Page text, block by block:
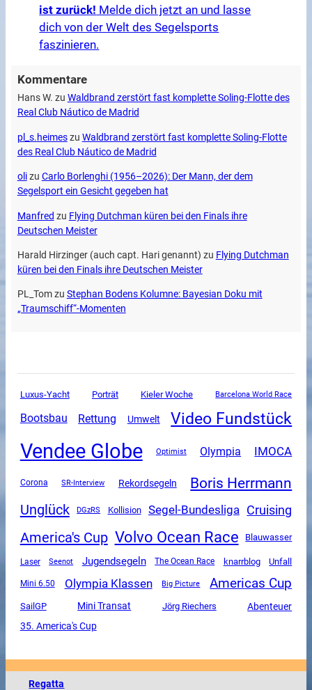
ist zurück! Melde dich jetzt an und lasse
dich von der Welt des Segelsports
faszinieren.
Kommentare
Hans W. zu Waldbrand zerstört fast komplette Soling-Flotte des
Real Club Náutico de Madrid
pl_s.heimeszu Waldbrand zerstört fast komplette Soling-Flotte
des Real Club Náutico de Madrid
olizu Carlo Borlenghi (1956–2026): Der Mann, der dem
Segelsport ein Gesicht gegeben hat
Manfred zu Flying Dutchman küren bei den Finals ihre
Deutschen Meister
Harald Hirzinger (auch capt. Hari genannt) zu Flying Dutchman
küren bei den Finals ihre Deutschen Meister
PL_Tomzu Stephan Bodens Kolumne: Bayesian Doku mit
„Traumschiff“-Momenten
Luxus-Yacht Porträt Kieler Woche Barcelona World Race
Bootsbau Rettung Umwelt Video Fundstück
Vendee Globe Optimist Olympia IMOCA
Corona SR-Interview Rekordsegeln Boris Herrmann
Unglück DGzRS Kollision Segel-Bundesliga Cruising
America's Cup Volvo Ocean Race Blauwasser
Laser Seenot Jugendsegeln The Ocean Race knarrblog Unfall
Mini 6.50 Olympia Klassen Big Picture Americas Cup
SailGP Mini Transat Jörg Riechers
Abenteuer
35. America's Cup
Regatta